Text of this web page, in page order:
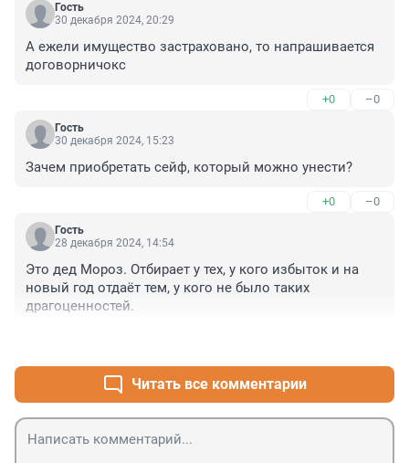
Гость
30 декабря 2024, 20:29
А ежели имущество застраховано, то напрашивается
договорничокс
+0 –0
Гость
30 декабря 2024, 15:23
Зачем приобретать сейф, который можно унести?
+0 –0
Гость
28 декабря 2024, 14:54
Это дед Мороз. Отбирает у тех, у кого избыток и на
новый год отдаёт тем, у кого не было таких
драгоценностей.
Читать все комментарии